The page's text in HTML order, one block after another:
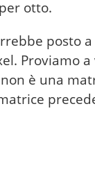
otto.
posto
Proviamo a
è una